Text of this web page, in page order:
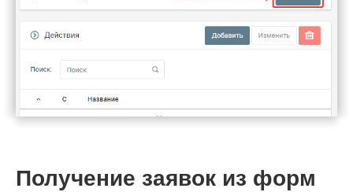
Получение заявок из форм